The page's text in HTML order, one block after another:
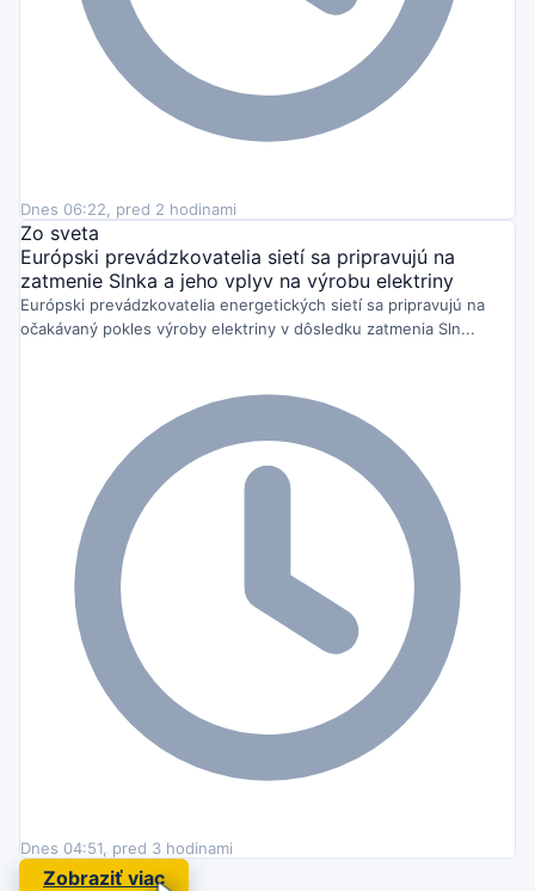
Dnes 06:22, pred 2 hodinami
Zo sveta
Európski prevádzkovatelia sietí sa pripravujú na
zatmenie Slnka a jeho vplyv na výrobu elektriny
Európski prevádzkovatelia energetických sietí sa pripravujú na
očakávaný pokles výroby elektriny v dôsledku zatmenia Sln...
Dnes 04:51, pred 3 hodinami
Zobraziť viac